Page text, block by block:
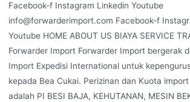
Facebook-f Instagram Linkedin Youtube
info@forwarderimport.com Facebook-f
Youtube HOME ABOUT US BIAYA SERVICE
Forwarder Import Forwarder Import bergerak
Import Expedisi International untuk
kepada Bea Cukai. Perizinan dan Kuota
adalah PI BESI BAJA, KEHUTANAN, MESIN